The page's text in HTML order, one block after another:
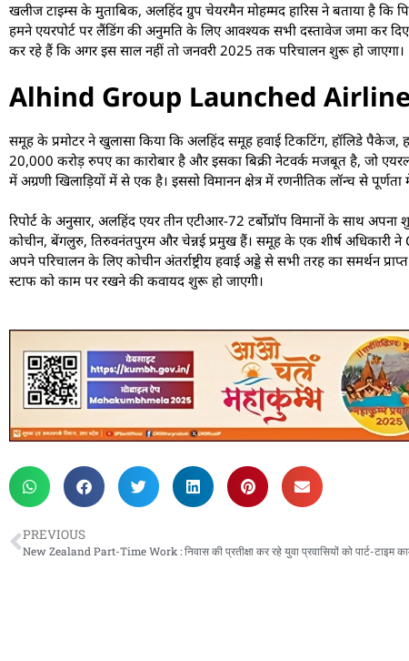
खलीज टाइम्स के मुताबिक, अलहिंद ग्रुप चेयरमैन मोहम्मद हारिस ने बताया है
हमने एयरपोर्ट पर लैंडिंग की अनुमति के लिए आवश्यक सभी दस्तावेज जमा कर
कर रहे हैं कि अगर इस साल नहीं तो जनवरी 2025 तक परिचालन शुरू हो जाएगा।
Alhind Group Launched
समूह के प्रमोटर ने खुलासा किया कि अलहिंद समूह हवाई टिकटिंग, हॉलिडे
20,000 करोड़ रुपए का कारोबार है और इसका बिक्री नेटवर्क मजबूत है, जो
में अग्रणी खिलाड़ियों में से एक है। इससो विमानन क्षेत्र में रणनीतिक लॉन्च से
रिपोर्ट के अनुसार, अलहिंद एयर तीन एटीआर-72 टर्बोप्रॉप विमानों के साथ
कोचीन, बेंगलुरु, तिरुवनंतपुरम और चेन्नई प्रमुख हैं। समूह के एक शीर्ष अधिकारी ने
अपने परिचालन के लिए कोचीन अंतर्राष्ट्रीय हवाई अड्डे से सभी तरह का समर्थन
स्टाफ को काम पर रखने की कवायद शुरू हो जाएगी।
PREVIOUS
New Zealand Part-Time Work : निवास की प्रतीक्षा कर रहे युवा प्रवासियों को पार्ट-टाइम